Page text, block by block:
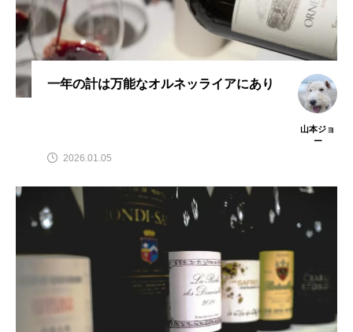
一年の計は万能なオルネッライアにあり
山本ジョ
ー
2026.01.05